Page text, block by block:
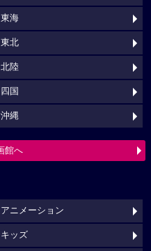
東海
東北
北陸
四国
沖縄
館へ
アニメーション
キッズ